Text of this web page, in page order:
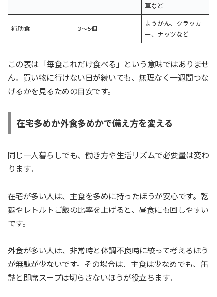
草など
補助食 3〜5個
ようかん、クラッカ
ー、ナッツなど
この表は「毎食これだけ食べる」という意味ではありませ
ん。買い物に行けない日が続いても、無理なく一週間つな
げるかを見るための目安です。
在宅多めか外食多めかで備え方を変える
同じ一人暮らしでも、働き方や生活リズムで必要量は変わ
ります。
在宅が多い人は、主食を多めに持ったほうが安心です。乾
麺やレトルトご飯の比率を上げると、昼食にも回しやすい
です。
外食が多い人は、非常時と体調不良時に絞って考えるほう
が無駄が少ないです。その場合は、主食は少なめでも、缶
詰と即席スープは切らさないほうが役立ちます。